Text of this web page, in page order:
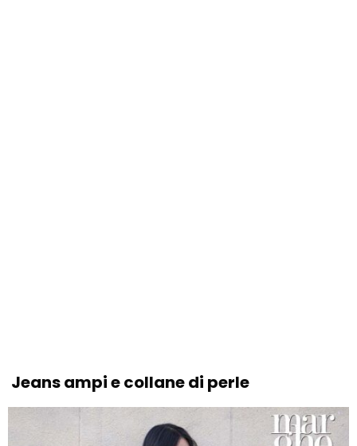
Jeans ampi e collane di perle